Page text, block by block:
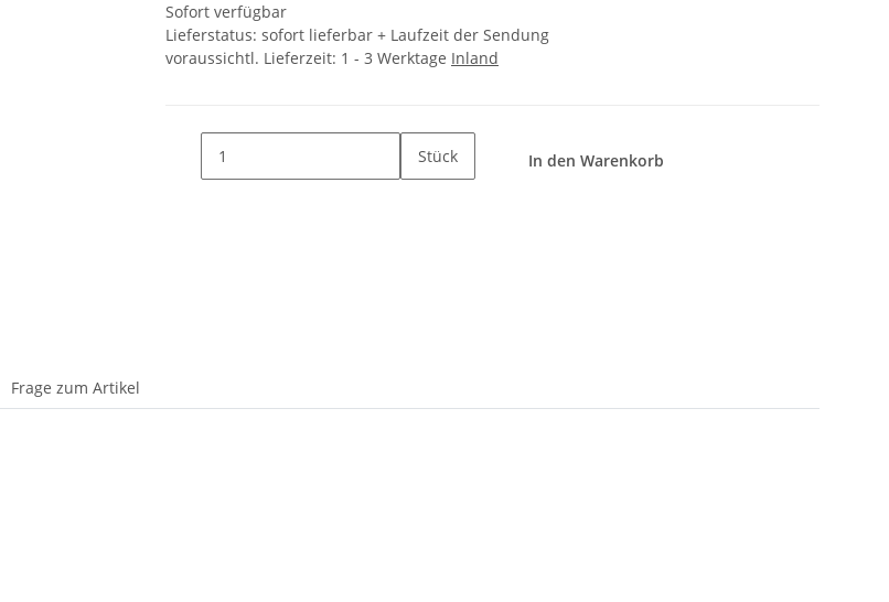
Sofort verfügbar
Lieferstatus: sofort lieferbar + Laufzeit der Sendung
voraussichtl. Lieferzeit: 1 - 3 Werktage Inland
Stück In den Warenkorb
Frage zum Artikel